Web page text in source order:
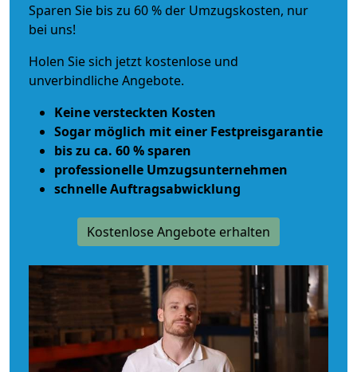
Sparen Sie bis zu 60 % der Umzugskosten, nur
bei uns!
Holen Sie sich jetzt kostenlose und
unverbindliche Angebote.
Keine versteckten Kosten
Sogar möglich mit einer Festpreisgarantie
bis zu ca. 60 % sparen
professionelle Umzugsunternehmen
schnelle Auftragsabwicklung
Kostenlose Angebote erhalten